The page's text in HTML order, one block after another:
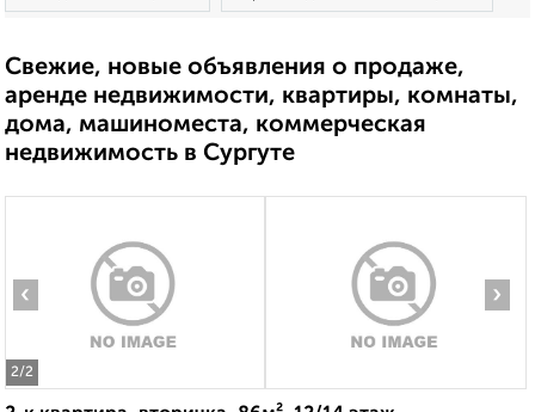
Свежие, новые объявления о продаже,
аренде недвижимости, квартиры, комнаты,
дома, машиноместа, коммерческая
недвижимость в Сургуте
2/2
‹ ›